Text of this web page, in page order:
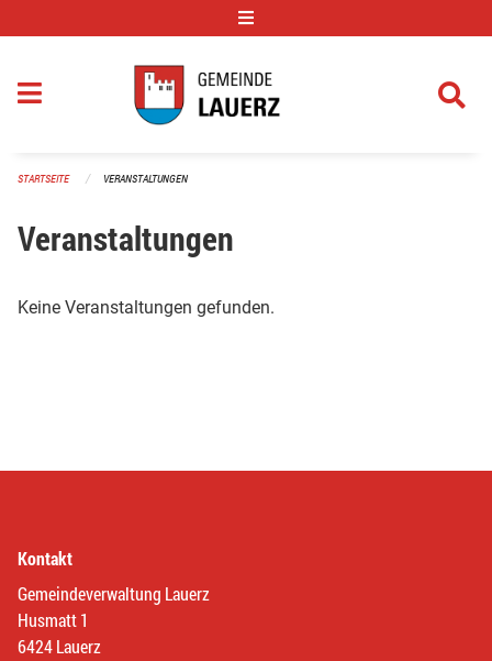
STARTSEITE VERANSTALTUNGEN
Veranstaltungen
Keine Veranstaltungen gefunden.
Kontakt
Gemeindeverwaltung Lauerz
Husmatt 1
6424 Lauerz